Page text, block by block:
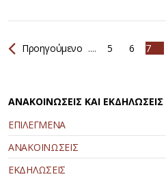
Προηγούμενο .... 5 6 7
ΑΝΑΚΟΙΝΩΣΕΙΣ ΚΑΙ ΕΚΔΗΛΩΣΕΙΣ
ΕΠΙΛΕΓΜΕΝΑ
ΑΝΑΚΟΙΝΩΣΕΙΣ
ΕΚΔΗΛΩΣΕΙΣ